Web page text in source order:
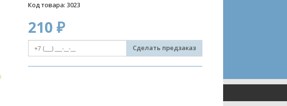
Код товара: 3023
210 ₽
Сделать предзаказ